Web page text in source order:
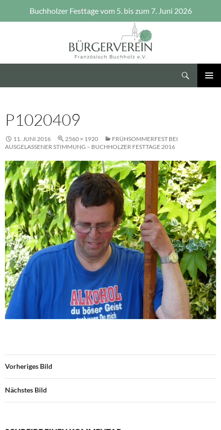
Buchholzer Festtage vom 5. bis zum 7. Juni 2026
P1020409
11. JUNI 2016 2560 × 1920
FRÜHSOMMERFEST BEI
AUSGELASSENER STIMMUNG – BUCHHOLZER FESTTAGE 2016
Vorheriges Bild
Nächstes Bild